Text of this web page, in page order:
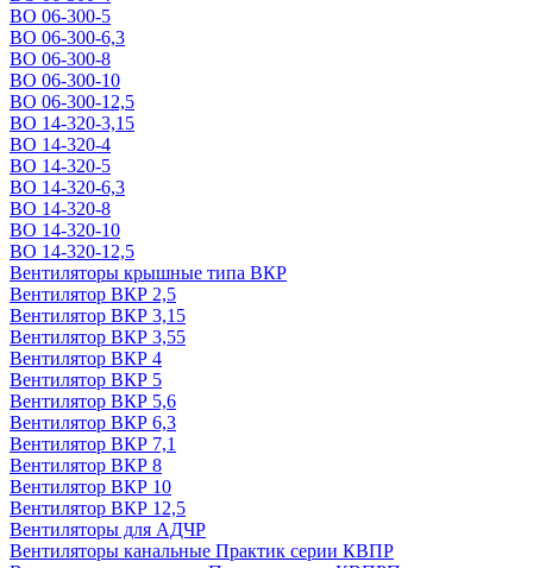
ВО 06-300-5
ВО 06-300-6,3
ВО 06-300-8
ВО 06-300-10
ВО 06-300-12,5
ВО 14-320-3,15
ВО 14-320-4
ВО 14-320-5
ВО 14-320-6,3
ВО 14-320-8
ВО 14-320-10
ВО 14-320-12,5
Вентиляторы крышные типа ВКР
Вентилятор ВКР 2,5
Вентилятор ВКР 3,15
Вентилятор ВКР 3,55
Вентилятор ВКР 4
Вентилятор ВКР 5
Вентилятор ВКР 5,6
Вентилятор ВКР 6,3
Вентилятор ВКР 7,1
Вентилятор ВКР 8
Вентилятор ВКР 10
Вентилятор ВКР 12,5
Вентиляторы для АДЧР
Вентиляторы канальные Практик серии КВПР